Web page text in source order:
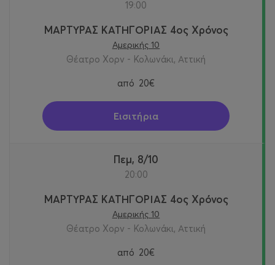
19:00
ΜΑΡΤΥΡΑΣ ΚΑΤΗΓΟΡΙΑΣ 4ος Χρόνος
Αμερικής 10
Θέατρο Χορν - Κολωνάκι, Αττική
από 20€
Εισιτήρια
Πεμ, 8/10
20:00
ΜΑΡΤΥΡΑΣ ΚΑΤΗΓΟΡΙΑΣ 4ος Χρόνος
Αμερικής 10
Θέατρο Χορν - Κολωνάκι, Αττική
από 20€